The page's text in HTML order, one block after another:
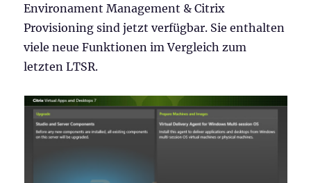
Environament Management & Citrix
Provisioning sind jetzt verfügbar. Sie enthalten
viele neue Funktionen im Vergleich zum
letzten LTSR.